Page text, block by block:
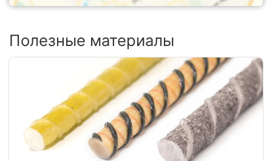
Полезные материалы